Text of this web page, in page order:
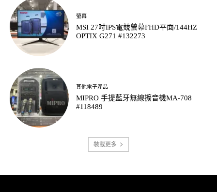
螢幕
MSI 27吋IPS電競螢幕FHD平面/144HZ
OPTIX G271 #132273
其他電子產品
MIPRO 手提藍牙無線擴音機MA-708
#118489
裝載更多